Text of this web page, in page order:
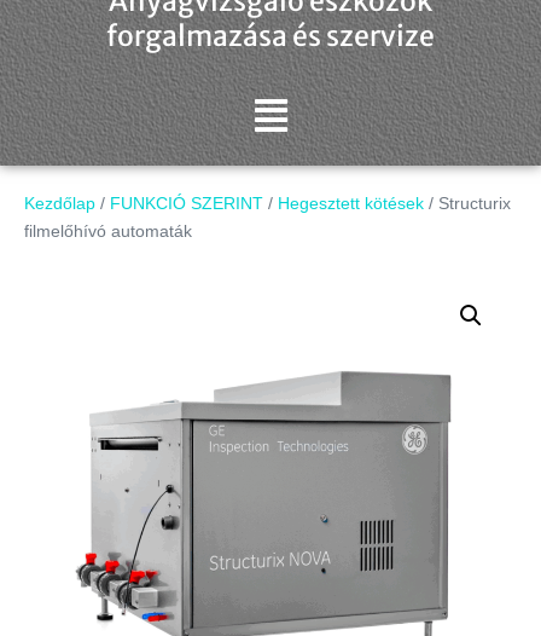
forgalmazása és szervize
Kezdőlap / FUNKCIÓ SZERINT / Hegesztett kötések / Structurix
filmelőhívó automaták